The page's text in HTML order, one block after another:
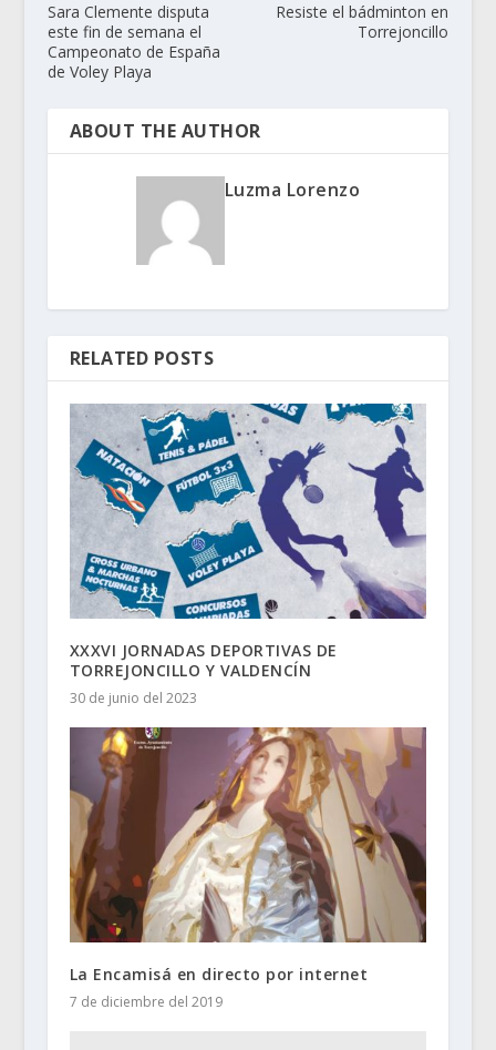
Sara Clemente disputa
este fin de semana el
Campeonato de España
de Voley Playa
Resiste el bádminton en
ABOUT THE AUTHOR
Luzma Lorenzo
RELATED POSTS
XXXVI JORNADAS DEPORTIVAS DE
TORREJONCILLO Y VALDENCÍN
30 de junio del 2023
La Encamisá en directo por internet
7 de diciembre del 2019